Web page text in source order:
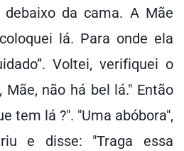
da cama. A Mãe
lá. Para onde ela
Voltei, verifiquei o
Mãe, não há bel lá." Então
tem lá ?". "Uma abóbora",
e disse: "Traga essa